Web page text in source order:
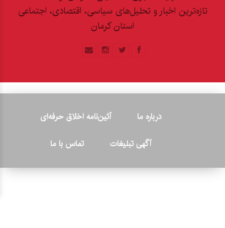
تازه‌ترین اخبار و تحلیل‌های سیاسی، اقتصادی، اجتماعی
استان کرمان
درباره ما
آئین‌نامه اخلاق حرفه‌ای
آگهی تبلیغات
تماس با ما